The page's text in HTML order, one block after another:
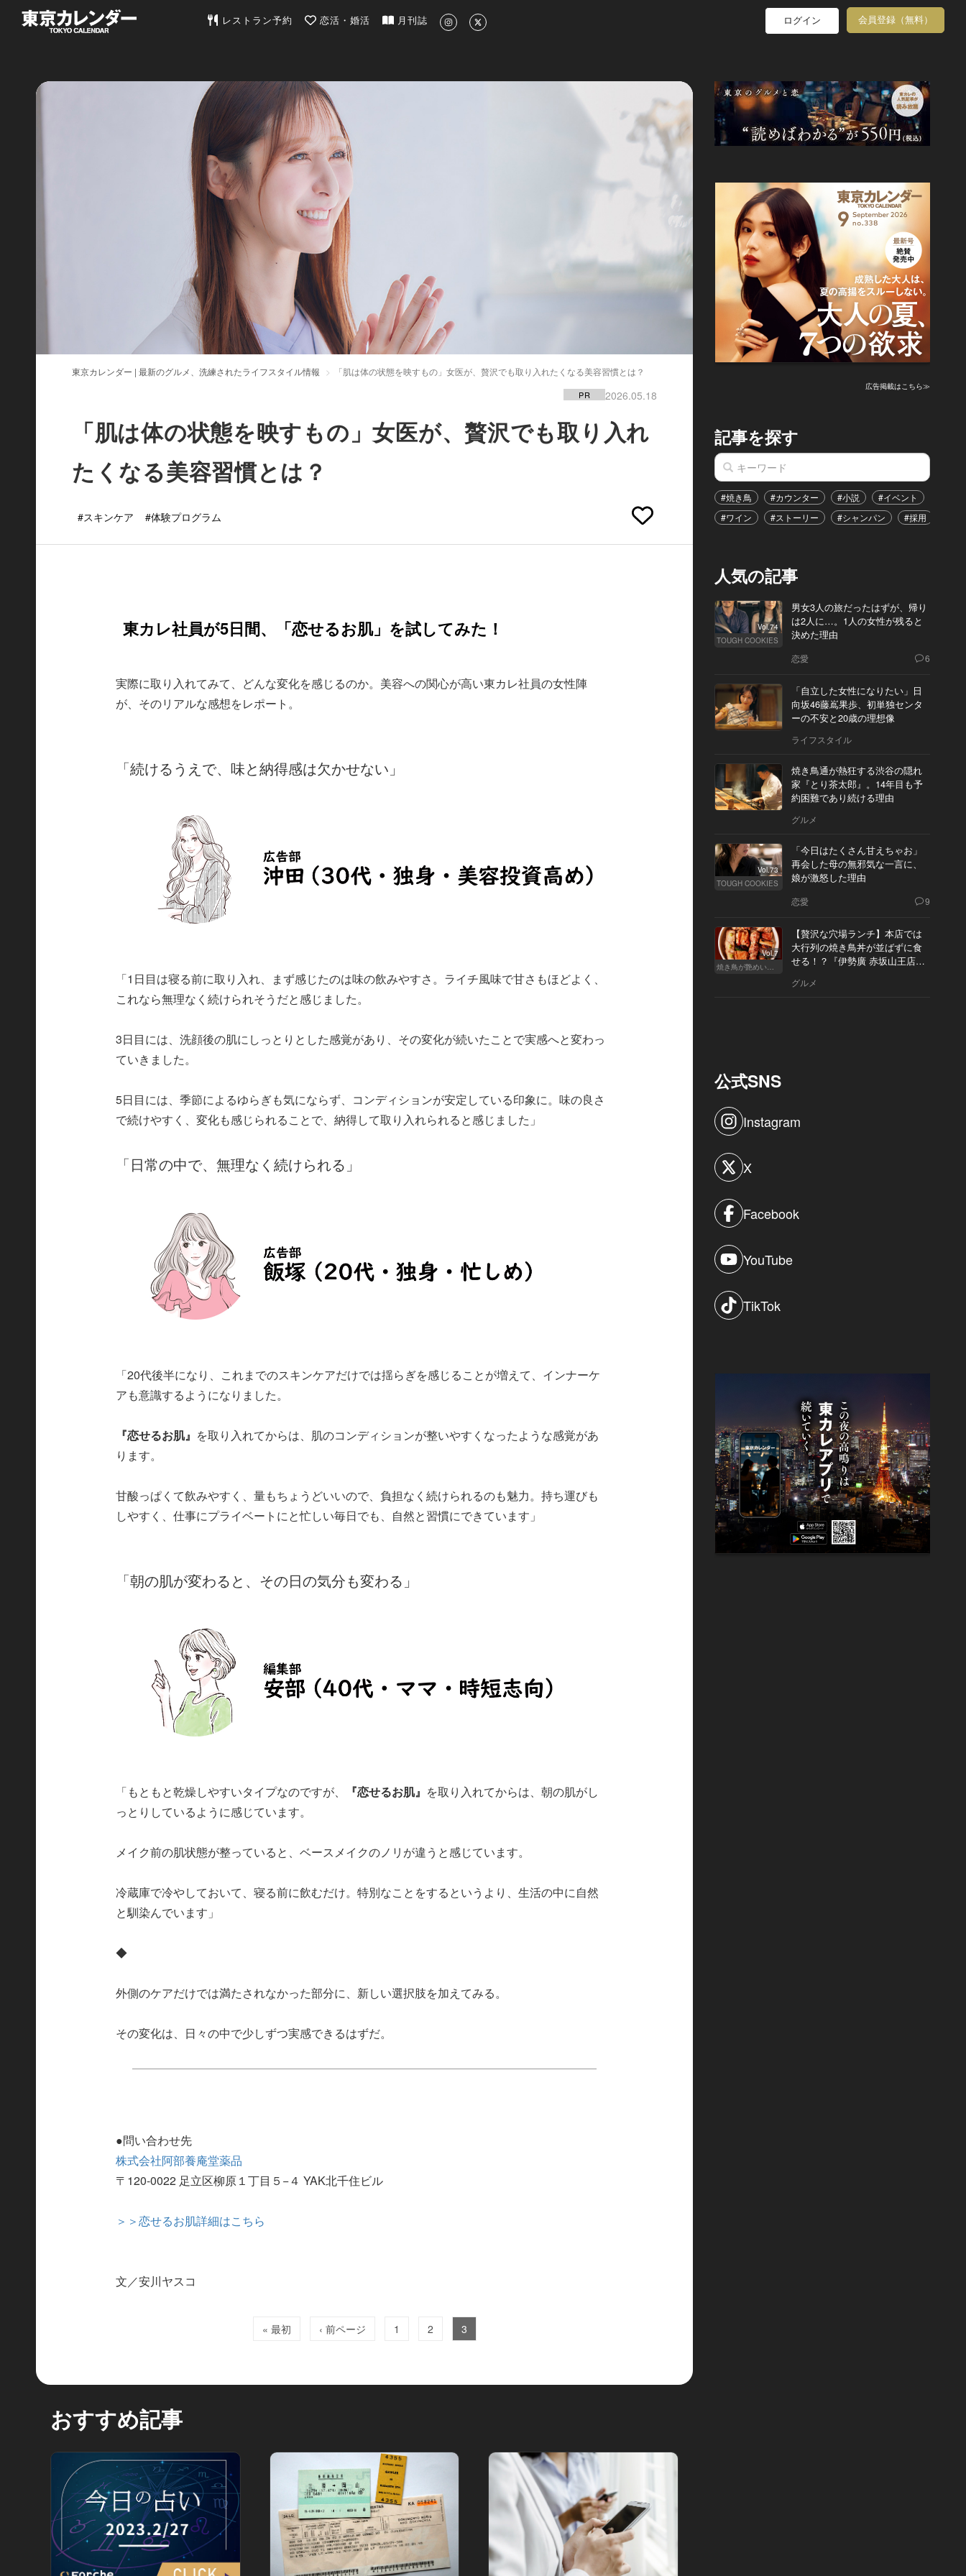
東京カレンダー | 最新のグルメ、洗練されたライフスタイル情報
レストラン予約 恋活・婚活 月刊誌 ログイン 会員登録（無料）
東京カレンダー | 最新のグルメ、洗練されたライフスタイル情報 「肌は体の状態を映すもの」女医が、贅沢でも取り入れたくなる美容習慣とは？
PR 2026.05.18
「肌は体の状態を映すもの」女医が、贅沢でも取り入れ
たくなる美容習慣とは？
#スキンケア #体験プログラム
東カレ社員が5日間、「恋せるお肌」を試してみた！
実際に取り入れてみて、どんな変化を感じるのか。美容への関心が高い東カレ社員の女性陣
が、そのリアルな感想をレポート。
「続けるうえで、味と納得感は欠かせない」
「1日目は寝る前に取り入れ、まず感じたのは味の飲みやすさ。ライチ風味で甘さもほどよく、
これなら無理なく続けられそうだと感じました。
3日目には、洗顔後の肌にしっとりとした感覚があり、その変化が続いたことで実感へと変わっ
ていきました。
5日目には、季節によるゆらぎも気にならず、コンディションが安定している印象に。味の良さ
で続けやすく、変化も感じられることで、納得して取り入れられると感じました」
「日常の中で、無理なく続けられる」
「20代後半になり、これまでのスキンケアだけでは揺らぎを感じることが増えて、インナーケ
アも意識するようになりました。
『恋せるお肌』 を取り入れてからは、肌のコンディションが整いやすくなったような感覚があ
ります。
甘酸っぱくて飲みやすく、量もちょうどいいので、負担なく続けられるのも魅力。持ち運びも
しやすく、仕事にプライベートにと忙しい毎日でも、自然と習慣にできています」
「朝の肌が変わると、その日の気分も変わる」
「もともと乾燥しやすいタイプなのですが、 『恋せるお肌』 を取り入れてからは、朝の肌がし
っとりしているように感じています。
メイク前の肌状態が整っていると、ベースメイクのノリが違うと感じています。
冷蔵庫で冷やしておいて、寝る前に飲むだけ。特別なことをするというより、生活の中に自然
と馴染んでいます」
◆
外側のケアだけでは満たされなかった部分に、新しい選択肢を加えてみる。
その変化は、日々の中で少しずつ実感できるはずだ。
●問い合わせ先
株式会社阿部養庵堂薬品
〒120-0022 足立区柳原１丁目５−４ YAK北千住ビル
＞＞恋せるお肌詳細はこちら
文／安川ヤスコ
« 最初 ‹ 前ページ 1 2 3
おすすめ記事
広告掲載はこちら≫
記事を探す
#焼き鳥 #カウンター #小説 #イベント
#ワイン
#ストーリー #シャンパン #採用
人気の記事
Vol.74
TOUGH COOKIES
男女3人の旅だったはずが、帰り
は2人に…。1人の女性が残ると
決めた理由
恋愛 6
「自立した女性になりたい」日
向坂46藤嶌果歩、初単独センタ
ーの不安と20歳の理想像
ライフスタイル
焼き鳥通が熱狂する渋谷の隠れ
家『とり茶太郎』。14年目も予
約困難であり続ける理由
グルメ
Vol.73
TOUGH COOKIES
「今日はたくさん甘えちゃお」
再会した母の無邪気な一言に、
娘が激怒した理由
恋愛 9
Vol.7
焼き鳥が艶めいてきた
【贅沢な穴場ランチ】本店では
大行列の焼き鳥丼が並ばずに食
せる！？『伊勢廣 赤坂山王店』
グルメ
公式SNS
Instagram
X
Facebook
YouTube
TikTok